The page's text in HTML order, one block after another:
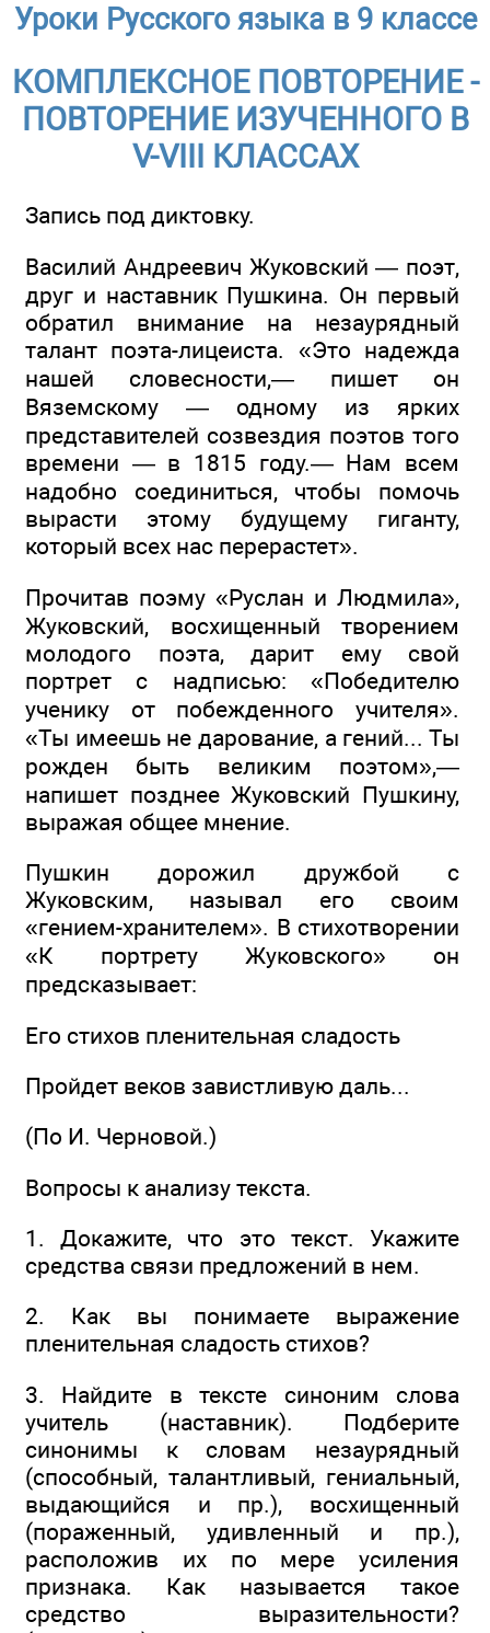
Уроки Русского языка в 9 классе
КОМПЛЕКСНОЕ ПОВТОРЕНИЕ -
ПОВТОРЕНИЕ ИЗУЧЕННОГО В
V-VIII КЛАССАХ
Запись под диктовку.
Василий Андреевич Жуковский — поэт,
друг и наставник Пушкина. Он первый
обратил внимание на незаурядный
талант поэта-лицеиста. «Это надежда
нашей словесности,— пишет он
Вяземскому — одному из ярких
представителей созвездия поэтов того
времени — в 1815 году.— Нам всем
надобно соединиться, чтобы помочь
вырасти этому будущему гиганту,
который всех нас перерастет».
Прочитав поэму «Руслан и Людмила»,
Жуковский, восхищенный творением
молодого поэта, дарит ему свой
портрет с надписью: «Победителю
ученику от побежденного учителя».
«Ты имеешь не дарование, а гений... Ты
рожден быть великим поэтом»,—
напишет позднее Жуковский Пушкину,
выражая общее мнение.
Пушкин дорожил дружбой с
Жуковским, называл его своим
«гением-хранителем». В стихотворении
«К портрету Жуковского» он
предсказывает:
Его стихов пленительная сладость
Пройдет веков завистливую даль...
(По И. Черновой.)
Вопросы к анализу текста.
1. Докажите, что это текст. Укажите
средства связи предложений в нем.
2. Как вы понимаете выражение
пленительная сладость стихов?
3. Найдите в тексте синоним слова
учитель (наставник). Подберите
синонимы к словам незаурядный
(способный, талантливый, гениальный,
выдающийся и пр.), восхищенный
(пораженный, удивленный и пр.),
расположив их по мере усиления
признака. Как называется такое
средство выразительности?